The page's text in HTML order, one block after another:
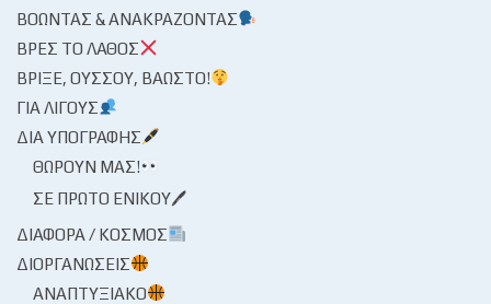
ΒΟΏΝΤΑΣ & ΑΝΑΚΡΆΖΟΝΤΑΣ
ΒΡΕΣ ΤΟ ΛΆΘΟΣ
ΒΡΊΞΕ, ΟΎΣΣΟΥ, ΒΆΩΣΤΟ!
ΓΙΑ ΛΊΓΟΥΣ
ΔΙΑ ΥΠΟΓΡΑΦΉΣ
ΘΩΡΟΎΝ ΜΑΣ!
ΣΕ ΠΡΏΤΟ ΕΝΙΚΟΎ🖊
ΔΙΆΦΟΡΑ / ΚΌΣΜΟΣ
ΔΙΟΡΓΑΝΏΣΕΙΣ
ΑΝΑΠΤΥΞΙΑΚΌ